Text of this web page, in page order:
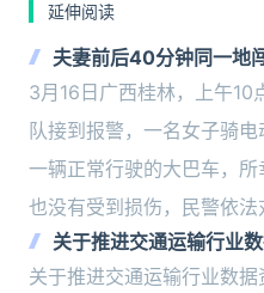
延伸阅读
夫妻前后40分钟同一地
3月16日广西桂林，上午
队接到报警，一名女子骑
一辆正常行驶的大巴车，
也没有受到损伤，民警依
关于推进交通运输行业
关于推进交通运输行业数